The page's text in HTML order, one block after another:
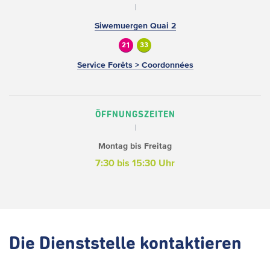
Siwemuergen Quai 2
21 33
Service Forêts > Coordonnées
ÖFFNUNGSZEITEN
Montag bis Freitag
7:30 bis 15:30 Uhr
Die Dienststelle kontaktieren